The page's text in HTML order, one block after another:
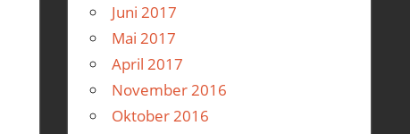
Juni 2017
Mai 2017
April 2017
November 2016
Oktober 2016